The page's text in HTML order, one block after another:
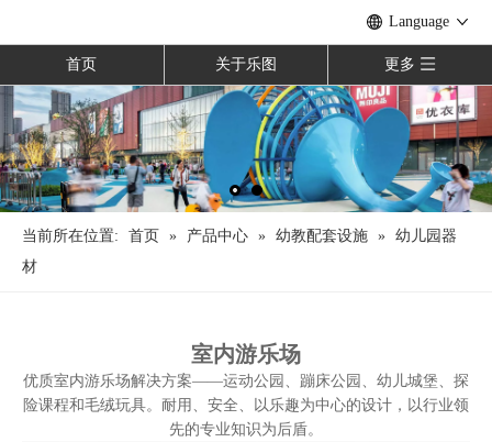
Language
首页 关于乐图 更多
当前所在位置: 首页 » 产品中心 » 幼教配套设施 » 幼儿园器
材
室内游乐场
优质室内游乐场解决方案——运动公园、蹦床公园、幼儿城堡、探
险课程和毛绒玩具。耐用、安全、以乐趣为中心的设计，以行业领
先的专业知识为后盾。